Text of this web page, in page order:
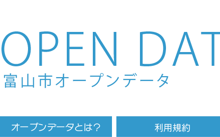
Skip to main content